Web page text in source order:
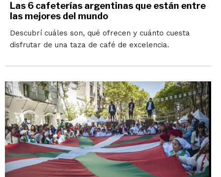
Las 6 cafeterías argentinas que están entre
las mejores del mundo
Descubrí cuáles son, qué ofrecen y cuánto cuesta
disfrutar de una taza de café de excelencia.